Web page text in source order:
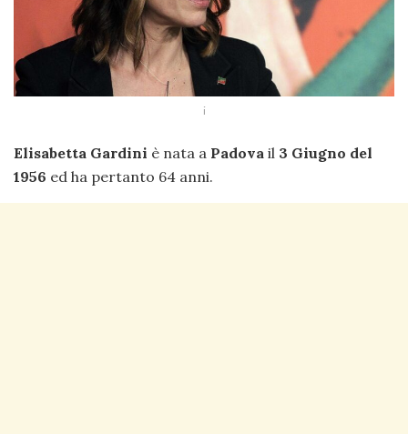
i
Elisabetta Gardini è nata a Padova il 3 Giugno del
1956 ed ha pertanto 64 anni.